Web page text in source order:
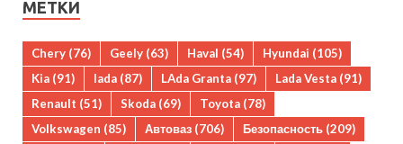
МЕТКИ
Chery (76) Geely (63) Haval (54) Hyundai (105)
Kia (91) lada (87) LAda Granta (97) Lada Vesta (91)
Renault (51) Skoda (69) Toyota (78)
Volkswagen (85) Автоваз (706) Безопасность (209)